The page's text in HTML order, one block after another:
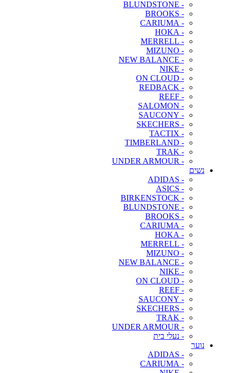
- BLUNDSTONE
- BROOKS
- CARIUMA
- HOKA
- MERRELL
- MIZUNO
- NEW BALANCE
- NIKE
- ON CLOUD
- REDBACK
- REEF
- SALOMON
- SAUCONY
- SKECHERS
- TACTIX
- TIMBERLAND
- TRAK
- UNDER ARMOUR
נשים
- ADIDAS
- ASICS
- BIRKENSTOCK
- BLUNDSTONE
- BROOKS
- CARIUMA
- HOKA
- MERRELL
- MIZUNO
- NEW BALANCE
- NIKE
- ON CLOUD
- REEF
- SAUCONY
- SKECHERS
- TRAK
- UNDER ARMOUR
- נעלי בית
נוער
- ADIDAS
- CARIUMA